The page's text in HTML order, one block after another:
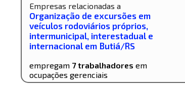
Empresas relacionadas a
Organização de excursões em
veículos rodoviários próprios,
intermunicipal, interestadual e
internacional em Butiá/RS
empregam 7 trabalhadores em
ocupações gerenciais